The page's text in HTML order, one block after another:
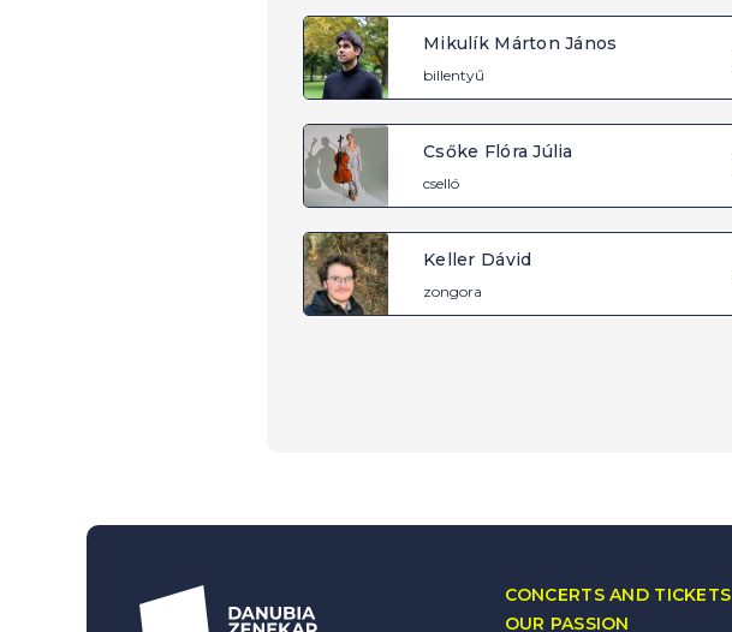
Mikulík Márton János
billentyű
Csőke Flóra Júlia
cselló
Keller Dávid
zongora
CONCERTS AND TICKETS
OUR PASSION